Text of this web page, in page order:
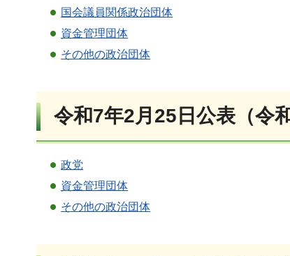
国会議員関係政治団体
資金管理団体
その他の政治団体
令和7年2月25日公表（令
政党
資金管理団体
その他の政治団体